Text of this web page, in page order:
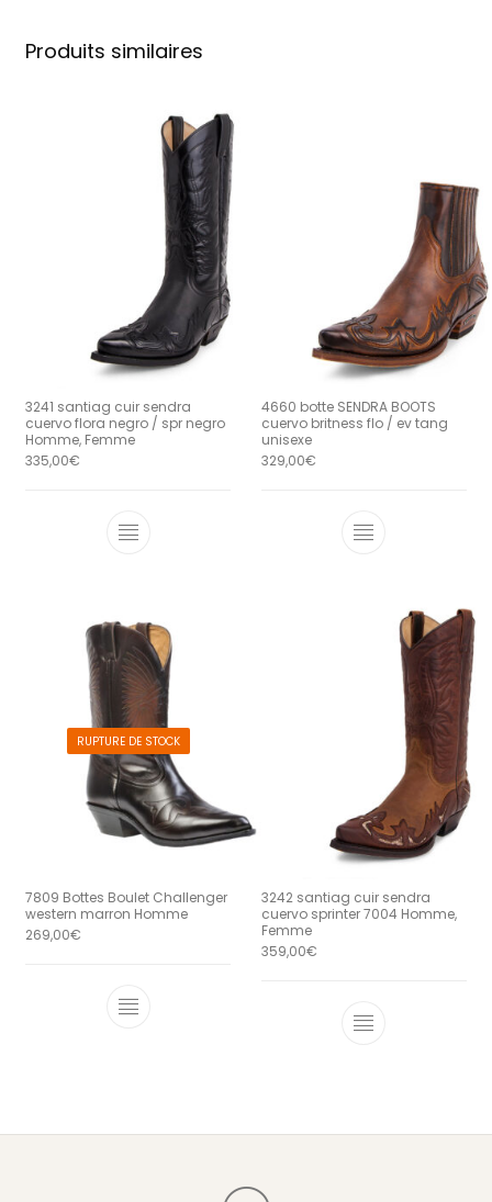
Produits similaires
3241 santiag cuir sendra
cuervo flora negro / spr negro
Homme, Femme
335,00€
Ce produit a plusieurs variations.
4660 botte SENDRA BOOTS
cuervo britness flo / ev tang
unisexe
329,00€
Ce produit a
RUPTURE DE STOCK
7809 Bottes Boulet Challenger
western marron Homme
269,00€
Ce produit a plusieurs variations.
3242 santiag cuir sendra
cuervo sprinter 7004 Homme,
Femme
359,00€
Ce produit a